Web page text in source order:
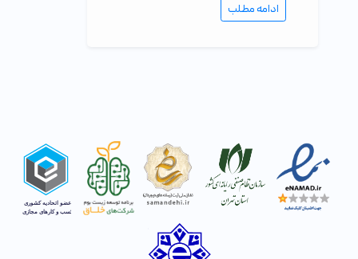
ادامه مطلب